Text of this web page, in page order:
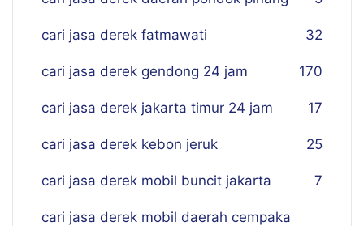
cari jasa derek fatmawati 32
cari jasa derek gendong 24 jam 170
cari jasa derek jakarta timur 24 jam 17
cari jasa derek kebon jeruk 25
cari jasa derek mobil buncit jakarta 7
cari jasa derek mobil daerah cempaka